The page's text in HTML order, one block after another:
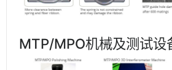
MTP/MPO机械及测试设